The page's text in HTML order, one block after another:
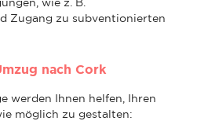
Zugang zu subventionierten
nach Cork
werden Ihnen helfen, Ihren
möglich zu gestalten: